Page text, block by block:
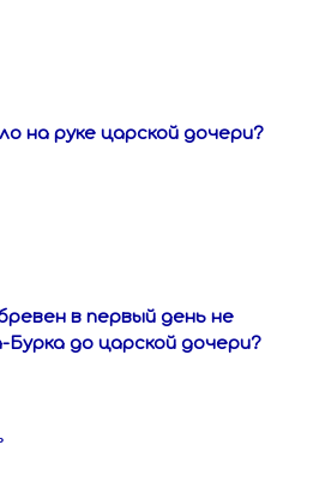
на руке царской дочери?
в первый день не
Бурка до царской дочери?